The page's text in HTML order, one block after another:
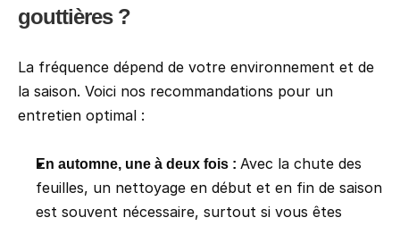
gouttières ?
La fréquence dépend de votre environnement et de
la saison. Voici nos recommandations pour un
entretien optimal :
En automne, une à deux fois : Avec la chute des
feuilles, un nettoyage en début et en fin de saison
est souvent nécessaire, surtout si vous êtes